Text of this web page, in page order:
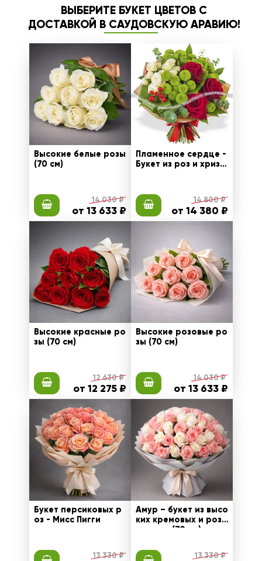
ВЫБЕРИТЕ БУКЕТ ЦВЕТОВ С
ДОСТАВКОЙ В САУДОВСКУЮ АРАВИЮ!
Высокие белые розы
(70 см)
14 030 ₽
от 13 633 ₽
Пламенное сердце -
Букет из роз и хриза
14 800 ₽
от 14 380 ₽
Высокие красные ро
зы (70 см)
12 630 ₽
от 12 275 ₽
Высокие розовые ро
зы (70 см)
14 030 ₽
от 13 633 ₽
Букет персиковых р
оз - Мисс Пигги
13 330 ₽
Амур – букет из высо
ких кремовых и розо
вых роз (70 см)
13 330 ₽